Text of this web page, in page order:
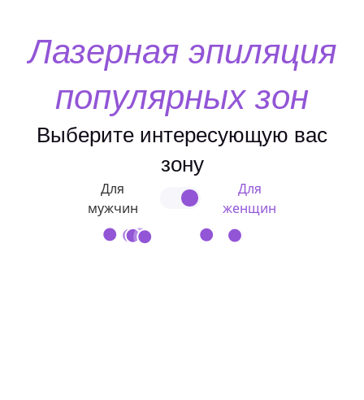
Лазерная эпиляция
популярных зон
Выберите интересующую вас
зону
Для
мужчин
Для
женщин